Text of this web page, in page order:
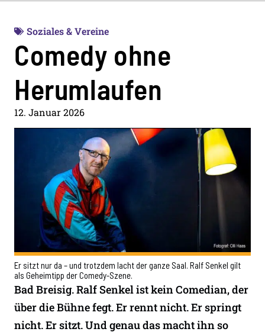
Soziales & Vereine
Comedy ohne
Herumlaufen
12. Januar 2026
Er sitzt nur da – und trotzdem lacht der ganze Saal. Ralf Senkel gilt
als Geheimtipp der Comedy-Szene.
Bad Breisig. Ralf Senkel ist kein Comedian, der
über die Bühne fegt. Er rennt nicht. Er springt
nicht. Er sitzt. Und genau das macht ihn so